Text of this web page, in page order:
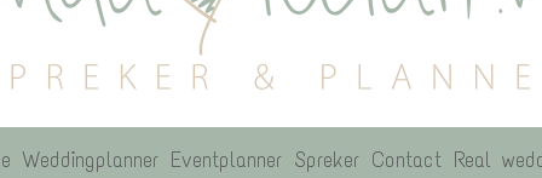
Weddingplanner Eventplanner Spreker Contact Real